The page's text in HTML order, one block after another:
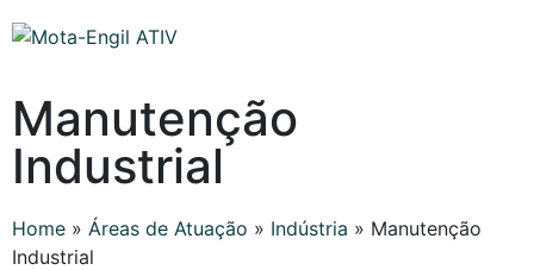
Manutenção
Industrial
Home » Áreas de Atuação » Indústria » Manutenção
Industrial